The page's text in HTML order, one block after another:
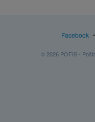
Facebook
© 2026 POFIS -